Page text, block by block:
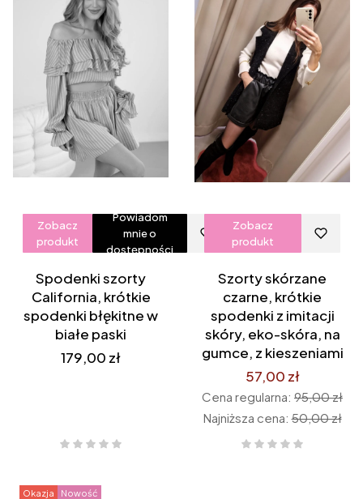
Zobacz
produkt
Powiadom
mnie o
dostępności
Spodenki szorty
California, krótkie
spodenki błękitne w
białe paski
Cena
179,00 zł
Zobacz
produkt
Szorty skórzane
czarne, krótkie
spodenki z imitacji
skóry, eko-skóra, na
gumce, z kieszeniami
57,00 zł
Cena regularna: 95,00 zł
Najniższa cena: 50,00 zł
Okazja Nowość